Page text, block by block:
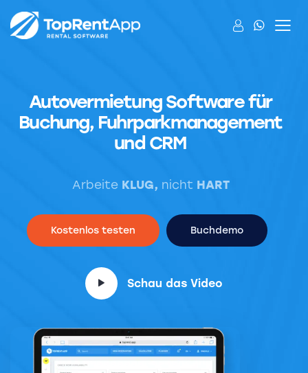
Autovermietung Software für
Buchung, Fuhrparkmanagement
und CRM
Arbeite KLUG, nicht HART
Kostenlos testen Buchdemo
Schau das Video